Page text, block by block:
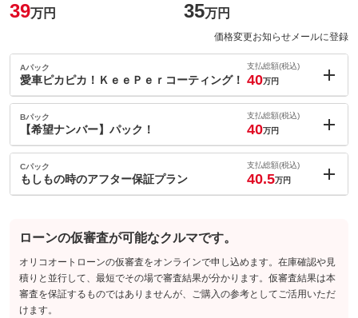
39万円 35万円
価格変更お知らせメールに登録
Aパック
愛車ピカピカ！ＫｅｅＰｅｒコーティング！
支払総額(税込)
40万円
内：オプシ
ョン価格
(税込)
車両本体価
35万円
パック内容
のお車をピカピカに仕上げてから納車するプランです！ピカピカ
の綺麗なお車で新しいカーライフをお楽しみ※詳しくは当店スタ
ッフにお問い合わせ下さい！
Bパック
【希望ナンバー】パック！
支払総額(税込)
40万円
内：オプシ
ョン価格
(税込)
車両本体価
パック内容
Cパック
もしもの時のアフター保証プラン
支払総額(税込)
40.5万円
車両本体価
格
パック内容
ローンの仮審査が可能なクルマです。
オリコオートローンの仮審査をオンラインで申し込めます。在庫確認や見
積りと並行して、最短でその場で審査結果が分かります。仮審査結果は本
審査を保証するものではありませんが、ご購入の参考としてご活用いただ
けます。